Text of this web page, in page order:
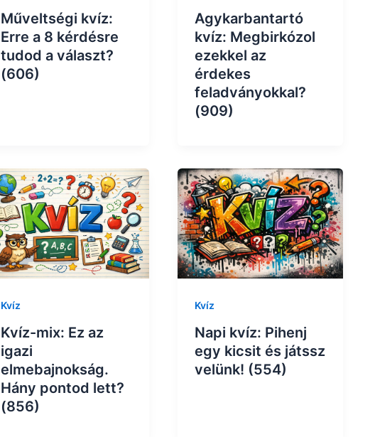
Műveltségi kvíz:
Erre a 8 kérdésre
tudod a választ?
(606)
Agykarbantartó
kvíz: Megbirkózol
ezekkel az
érdekes
feladványokkal?
(909)
Kvíz
Kvíz-mix: Ez az
igazi
elmebajnokság.
Hány pontod lett?
(856)
Kvíz
Napi kvíz: Pihenj
egy kicsit és játssz
velünk! (554)